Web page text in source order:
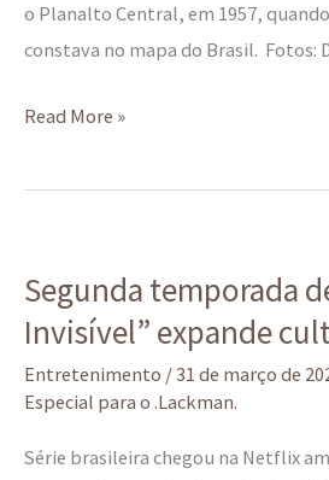
o Planalto Central, em 1957,
constava no mapa do Brasil. Fotos:
Read More »
Segunda temporada
Invisível” expande
Entretenimento /31 de março de
Especial para o .Lackman.
Série brasileira chegou na Netflix
temporada
de
“Cidade
Invisível”